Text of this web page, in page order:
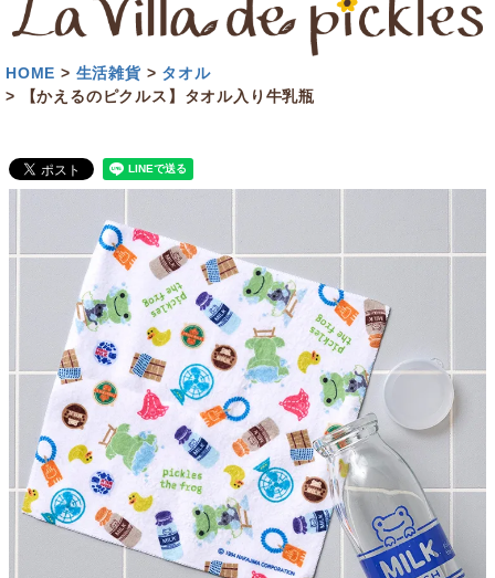
HOME 生活雑貨
タオル
【かえるのピクルス】タオル入り牛乳瓶